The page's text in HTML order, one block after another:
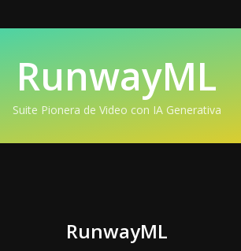
RunwayML
Suite Pionera de Video con IA Generativa
RunwayML